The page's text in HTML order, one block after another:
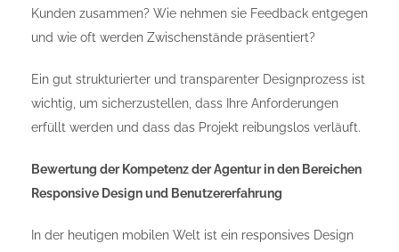
Kunden zusammen? Wie nehmen sie Feedback entgegen
und wie oft werden Zwischenstände präsentiert?
Ein gut strukturierter und transparenter Designprozess ist
wichtig, um sicherzustellen, dass Ihre Anforderungen
erfüllt werden und dass das Projekt reibungslos verläuft.
Bewertung der Kompetenz der Agentur in den Bereichen
Responsive Design und Benutzererfahrung
In der heutigen mobilen Welt ist ein responsives Design